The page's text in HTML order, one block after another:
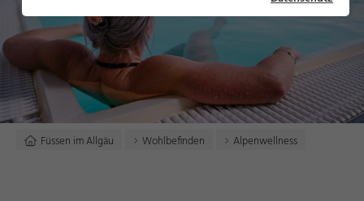
Füssen im Allgäu Wohlbefinden Alpenwellness